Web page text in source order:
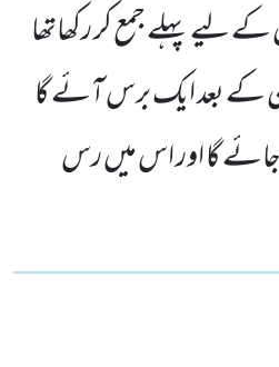
لیے پہلے جمع کر رکھاتھا
ان کے بعد ایک برس آئے گا
جائے گا اور اس میں رس